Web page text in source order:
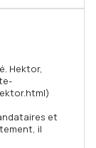
Hektor,
et
il